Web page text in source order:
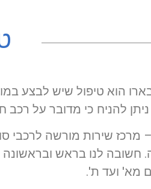
מרכז שירות מורשה לרכבי
מא' ועד ת'.